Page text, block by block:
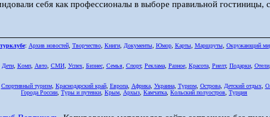
себя как профессионалы в выборе правильной гостиницы,
: Архив новостей, Творчество, Книги, Документы, Юмор, Карты, Маршруты, Окружающий
Дети, Комп, Авто, СМИ, Успех, Бизнес, Семья, Спорт, Реклама, Разное, Красота, Риелт, Подарки, Отели,
Спортивный туризм, Краснодарский край, Европа, Африка, Украина, Туризм, Острова, Детский отдых,
Города России Туры и путевки Крым Архыз Камчатка Кольский полуостров Турция